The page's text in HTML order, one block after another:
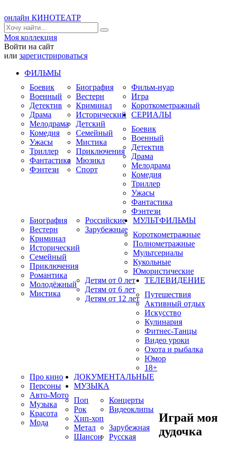
онлайн КИНОТЕАТР
Моя коллекция
Войти на сайт
или зарегистрироваться
ФИЛЬМЫ
Боевик
Военный
Детектив
Драма
Мелодрама
Комедия
Ужасы
Триллер
Фантастика
Фэнтези
Биография
Вестерн
Криминал
Исторический
Детский
Семейный
Мистика
Приключения
Мюзикл
Спорт
Фильм-нуар
Игра
Короткометражный
СЕРИАЛЫ
Боевик
Военный
Детектив
Драма
Мелодрама
Комедия
Триллер
Ужасы
Фантастика
Фэнтези
Биография
Вестерн
Криминал
Исторический
Семейный
Приключения
Романтика
Молодёжный
Мистика
Российские
Зарубежные
МУЛЬТФИЛЬМЫ
Короткометражные
Полнометражные
Мультсериалы
Кукольные
Юмористические
Детям от 0 лет
Детям от 6 лет
Детям от 12 лет
ТЕЛЕВИДЕНИЕ
Путешествия
Активный отдых
Искусство
Кулинария
Фитнес-Танцы
Видео уроки
Охота и рыбалка
Юмор
18+
Про кино
Персоны
Авто-Мото
Музыка
Красота
Мода
ДОКУМЕНТАЛЬНЫЕ
МУЗЫКА
Поп
Рок
Хип-хоп
Метал
Шансон
Концерты
Видеоклипы
Зарубежная
Русская
Играй моя
дудочка